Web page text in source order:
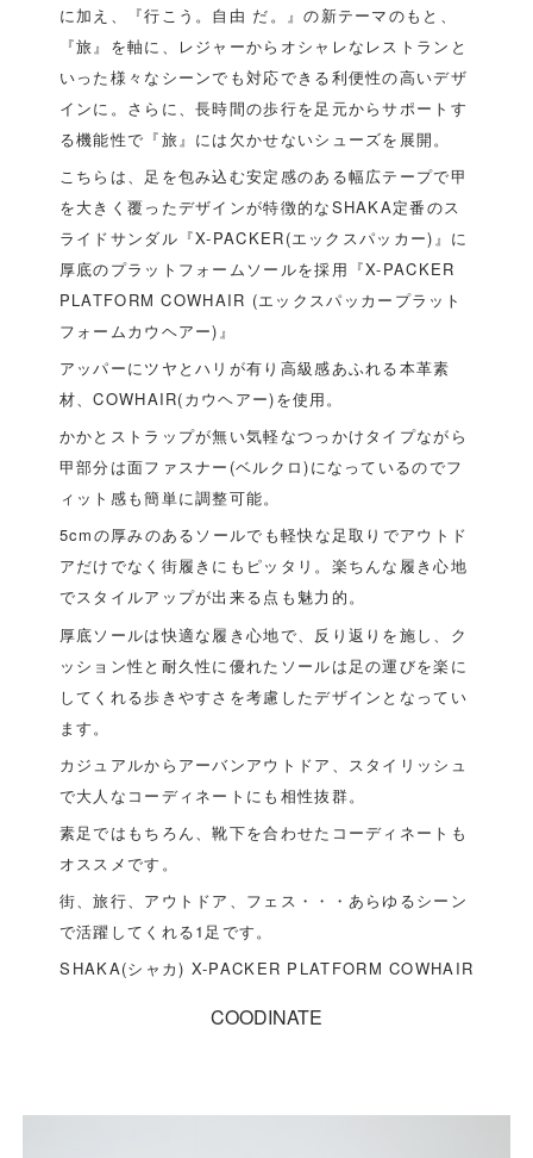
に加え、『行こう。自由 だ。』の新テーマのもと、
『旅』を軸に、レジャーからオシャレなレストランと
いった様々なシーンでも対応できる利便性の高いデザ
インに。さらに、長時間の歩行を足元からサポートす
る機能性で『旅』には欠かせないシューズを展開。
こちらは、足を包み込む安定感のある幅広テープで甲
を大きく覆ったデザインが特徴的なSHAKA定番のス
ライドサンダル『X-PACKER(エックスパッカー)』に
厚底のプラットフォームソールを採用『X-PACKER
PLATFORM COWHAIR (エックスパッカープラット
フォームカウヘアー)』
アッパーにツヤとハリが有り高級感あふれる本革素
材、COWHAIR(カウヘアー)を使用。
かかとストラップが無い気軽なつっかけタイプながら
甲部分は面ファスナー(ベルクロ)になっているのでフ
ィット感も簡単に調整可能。
5cmの厚みのあるソールでも軽快な足取りでアウトド
アだけでなく街履きにもピッタリ。楽ちんな履き心地
でスタイルアップが出来る点も魅力的。
厚底ソールは快適な履き心地で、反り返りを施し、ク
ッション性と耐久性に優れたソールは足の運びを楽に
してくれる歩きやすさを考慮したデザインとなってい
ます。
カジュアルからアーバンアウトドア、スタイリッシュ
で大人なコーディネートにも相性抜群。
素足ではもちろん、靴下を合わせたコーディネートも
オススメです。
街、旅行、アウトドア、フェス・・・あらゆるシーン
で活躍してくれる1足です。
SHAKA(シャカ) X-PACKER PLATFORM COWHAIR
COODINATE